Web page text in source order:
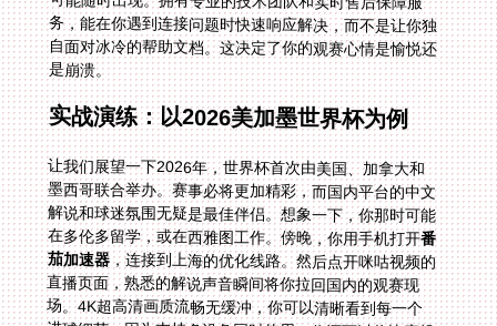
是崩溃。
实战演练：以2026美加墨世界杯为例
让我们展望一下2026年，世界杯首次由美国、加拿大和
墨西哥联合举办。赛事必将更加精彩，而国内平台的中文
解说和球迷氛围无疑是最佳伴侣。想象一下，你那时可能
在多伦多留学，或在西雅图工作。傍晚，你用手机打开番
茄加速器，连接到上海的优化线路。然后点开咪咕视频的
直播页面，熟悉的解说声音瞬间将你拉回国内的观赛现
场。4K超高清画质流畅无缓冲，你可以清晰看到每一个
进球细节。因为支持多设备同时使用，你还可以将比赛投
屏到客厅电视，邀请同在海外的朋友一起欢呼。智能分流
确保了即便网络高峰期，直播流依然优先、稳定。整个过
程中，你的连接是加密的，观看是私密的，身后还有技术